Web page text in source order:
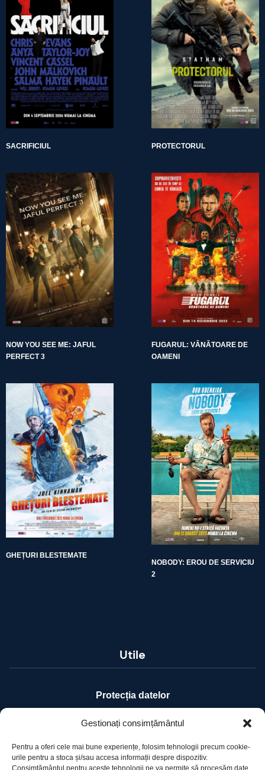
Gestionați consimțământul
Pentru a oferi cele mai bune experiențe, folosim tehnologii precum cookie-
urile pentru a stoca și/sau accesa informații despre dispozitiv.
Consimțământul pentru aceste tehnologii ne va permite să procesăm date
SACRIFICIUL PROTECTORUL
NOW YOU SEE ME: JAFUL
PERFECT 3
FUGARUL: VÂNĂTOARE DE
OAMENI
GHEȚURI BLESTEMATE
NOBODY: EROU DE SERVICIU
2
Utile
Protecția datelor
Declarație cookie-uri
Contact